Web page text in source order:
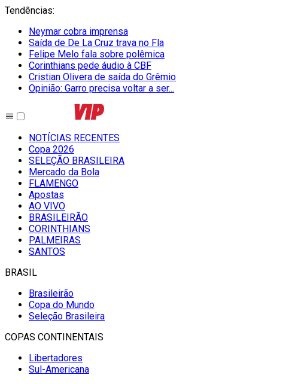
Tendências:
Neymar cobra imprensa
Saída de De La Cruz trava no Fla
Felipe Melo fala sobre polêmica
Corinthians pede áudio à CBF
Cristian Olivera de saída do Grêmio
Opinião: Garro precisa voltar a ser...
NOTÍCIAS RECENTES
Copa 2026
SELEÇÃO BRASILEIRA
Mercado da Bola
FLAMENGO
Apostas
AO VIVO
BRASILEIRÃO
CORINTHIANS
PALMEIRAS
SANTOS
BRASIL
Brasileirão
Copa do Mundo
Seleção Brasileira
COPAS CONTINENTAIS
Libertadores
Sul-Americana